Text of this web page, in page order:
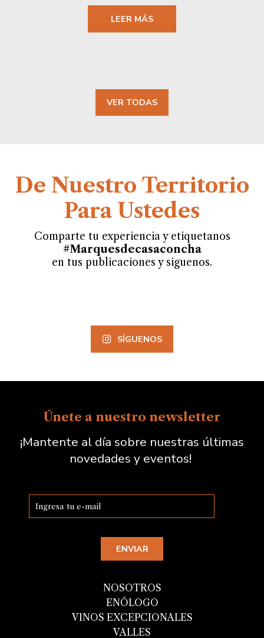
LEER MÁS
VER TODAS
De Nuestro Territorio
Para Ustedes
Comparte tu experiencia y etiquetanos
#Marquesdecasaconcha
en tus publicaciones y siguenos.
SÍGUENOS
Únete a nuestro newsletter
¡Mantente al día sobre nuestras últimas
novedades y eventos!
NOSOTROS
ENÓLOGO
VINOS EXCEPCIONALES
VALLES